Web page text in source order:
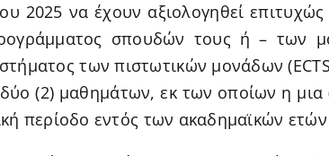
2025 να έχουν αξιολογηθεί
σπουδών τους ή – των
των πιστωτικών μονάδων
(2) μαθημάτων, εκ των οποίων η μια
περίοδο εντός των ακαδημαϊκών